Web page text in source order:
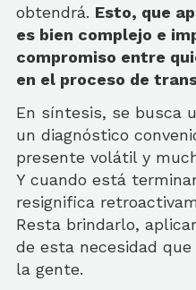
obtendrá. Esto, que
es bien complejo e
compromiso entre
en el proceso de
En síntesis, se busca
un diagnóstico
presente volátil y
Y cuando está
resignifica
Resta brindarlo,
de esta necesidad
la gente.